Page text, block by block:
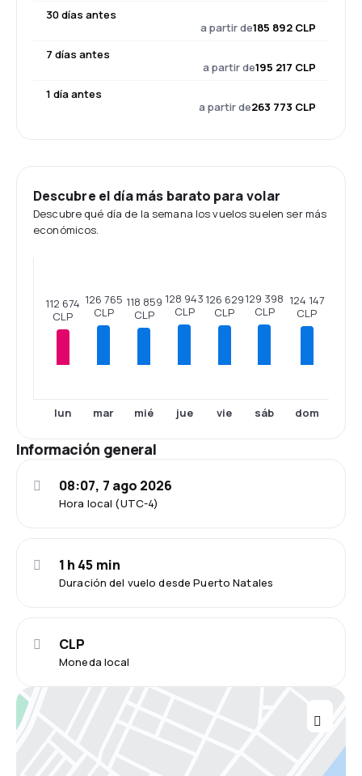
30 días antes
a partir de185 892 CLP
7 días antes
a partir de195 217 CLP
1 día antes
a partir de263 773 CLP
Descubre el día más barato para volar
Descubre qué día de la semana los vuelos suelen ser más
económicos.
112 674
CLP
lun
126 765
CLP
mar
118 859
CLP
mié
128 943
CLP
jue
126 629
CLP
vie
129 398
CLP
sáb
124 147
CLP
dom
Información general
Hora local (UTC-4)
08:07, 7 ago 2026
Duración del vuelo desde Puerto Natales
1 h 45 min
Moneda local
CLP